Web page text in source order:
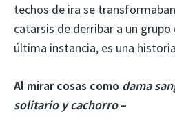
techos de ira se
catarsis de derribar a un
última instancia, es una
Al mirar cosas como dama
solitario y cachorro–